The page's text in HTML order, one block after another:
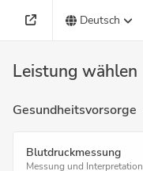
Deutsch
Leistung wählen
Gesundheitsvorsorge
Blutdruckmessung
Messung und Interpretation